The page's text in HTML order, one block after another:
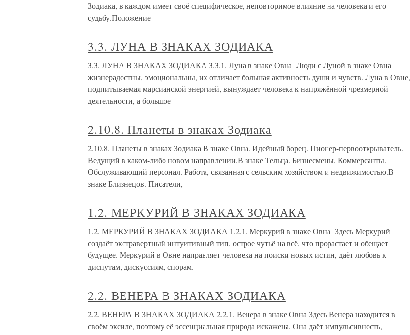
Зодиака, в каждом имеет своё специфическое, неповторимое влияние на человека и его
судьбу.Положение
3.3. ЛУНА В ЗНАКАХ ЗОДИАКА
3.3. ЛУНА В ЗНАКАХ ЗОДИАКА 3.3.1. Луна в знаке Овна Люди с Луной в знаке Овна
жизнерадостны, эмоциональны, их отличает большая активность души и чувств. Луна в Овне,
подпитываемая марсианской энергией, вынуждает человека к напряжённой чрезмерной
деятельности, а большое
2.10.8. Планеты в знаках Зодиака
2.10.8. Планеты в знаках Зодиака В знаке Овна. Идейный борец. Пионер-первооткрыватель.
Ведущий в каком-либо новом направлении.В знаке Тельца. Бизнесмены, Коммерсанты.
Обслуживающий персонал. Работа, связанная с сельским хозяйством и недвижимостью.В
знаке Близнецов. Писатели,
1.2. МЕРКУРИЙ В ЗНАКАХ ЗОДИАКА
1.2. МЕРКУРИЙ В ЗНАКАХ ЗОДИАКА 1.2.1. Меркурий в знаке Овна Здесь Меркурий
создаёт экстравертный интуитивный тип, острое чутьё на всё, что прорастает и обещает
будущее. Меркурий в Овне направляет человека на поиски новых истин, даёт любовь к
диспутам, дискуссиям, спорам.
2.2. ВЕНЕРА В ЗНАКАХ ЗОДИАКА
2.2. ВЕНЕРА В ЗНАКАХ ЗОДИАКА 2.2.1. Венера в знаке Овна Здесь Венера находится в
своём эксиле, поэтому её эссенциальная природа искажена. Она даёт импульсивность,